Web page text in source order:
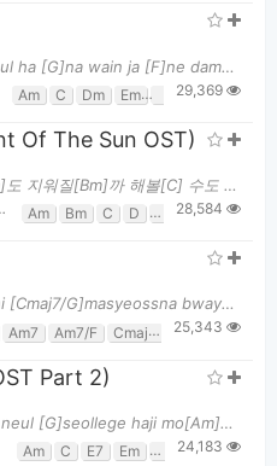
Eoduun [C]bulbitcharae chotbul ha [G]na wain ja [F]ne damgin [G]yaksuk ha [C]na hangsang [F]neoui
Am C Dm Em G
29,369
Of The Sun OST)
시간[G]을 되돌리[D]면 기억[Em]도 지워질[Bm]까 해볼[C] 수도 없는[G] 말들을 [Am]내뱉는 걸 [D]알아 [G]널 힘들게 했[Bm]고 눈물[C]로 살게 했던
Am Bm C D Em G
28,584
[Fmaj7]Keopireul neomu manhi [Cmaj7/G]masyeossna bwayo Simjangi [Em7]mak dugeundaego Jameun jal
lúc 11:37pm
Am7 Am7/F Cmaj7 Cmaj7/B
25,343
Part 2)
Verse 1: sae[F]ro-un sijageun neul [G]seollege haji mo[Am]deun geol igyeonael geotcheo[C]reom si[
Am C E7 Em F G
24,183